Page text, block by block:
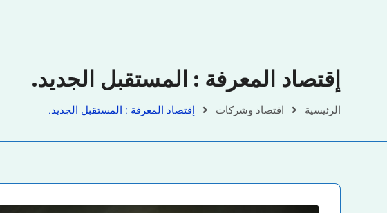
إقتصاد المعرفة : المستقبل الجديد.
الرئيسية اقتصاد وشركات إقتصاد المعرفة : المستقبل الجديد.